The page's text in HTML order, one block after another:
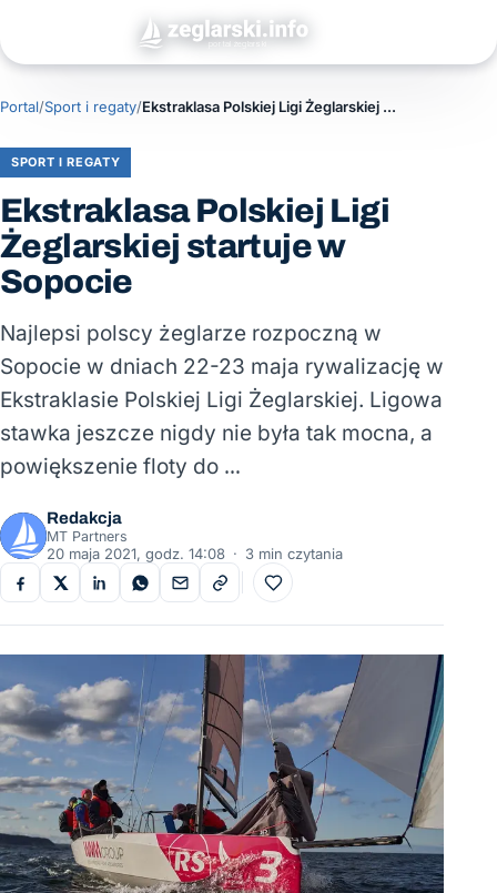
Portal/Sport i regaty/ Ekstraklasa Polskiej Ligi Żeglarskiej startuje w Sopocie
SPORT I REGATY
Ekstraklasa Polskiej Ligi
Żeglarskiej startuje w
Sopocie
Najlepsi polscy żeglarze rozpoczną w
Sopocie w dniach 22-23 maja rywalizację w
Ekstraklasie Polskiej Ligi Żeglarskiej. Ligowa
stawka jeszcze nigdy nie była tak mocna, a
powiększenie floty do …
Redakcja
MT Partners
20 maja 2021, godz. 14:08 · 3 min czytania
Do ulubionych